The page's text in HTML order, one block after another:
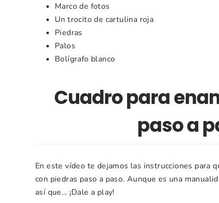
Marco de fotos
Un trocito de cartulina roja
Piedras
Palos
Bolígrafo blanco
Cuadro para
paso a
En este vídeo te dejamos las instrucciones para
con piedras paso a paso. Aunque es una
así que… ¡Dale a play!